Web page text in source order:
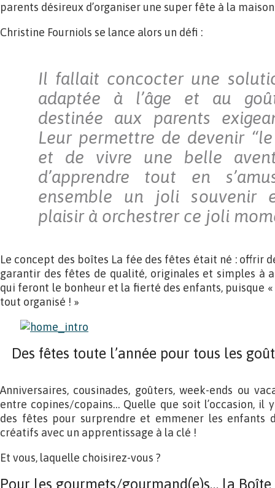
parents désireux d’organiser une super fête à la
Christine Fourniols se lance alors un défi :
Il fallait concocter une
adaptée à l’âge et au
destinée aux parents
Leur permettre de devenir
et de vivre une belle
d’apprendre tout en
ensemble un joli souvenir
plaisir à orchestrer ce joli
Le concept des boîtes La fée des fêtes était né : offrir
garantir des fêtes de qualité, originales et simples à
qui feront le bonheur et la fierté des enfants, puisque «
tout organisé ! »
Des fêtes toute l’année pour tous les
Anniversaires, cousinades, goûters, week-ends ou
entre copines/copains… Quelle que soit l’occasion, il
des fêtes pour surprendre et emmener les enfants
créatifs avec un apprentissage à la clé !
Et vous, laquelle choisirez-vous ?
Pour les gourmets/gourmand(e)s… la Boîte